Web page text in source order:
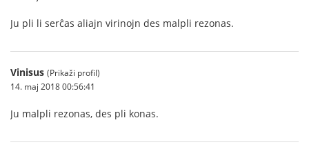
Ju pli li serĉas aliajn virinojn des malpli rezonas.
Vinisus (Prikaži profil)
14. maj 2018 00:56:41
Ju malpli rezonas, des pli konas.